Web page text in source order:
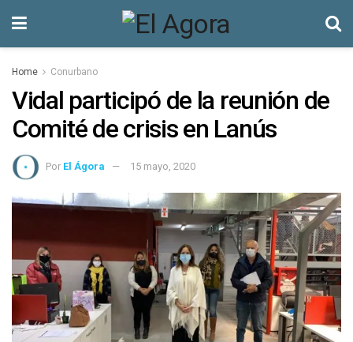
Home Conurbano
Vidal participó de la reunión de
Comité de crisis en Lanús
Por El Ágora 15 mayo, 2020